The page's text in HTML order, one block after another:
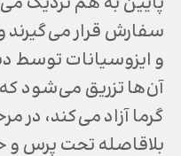
سفارش قرار
و ایزوسیانات توسط
آن‌ها تزریق می‌شود
گرما آزاد می‌کند، در
بلاقاصله تحت پرس و